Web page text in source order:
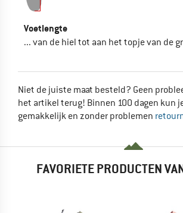
Voetlengte
... van de hiel tot aan het topje van de
Niet de juiste maat besteld? Geen
het artikel terug! Binnen 100 dagen kun
gemakkelijk en zonder problemen
FAVORIETE PRODUCTEN